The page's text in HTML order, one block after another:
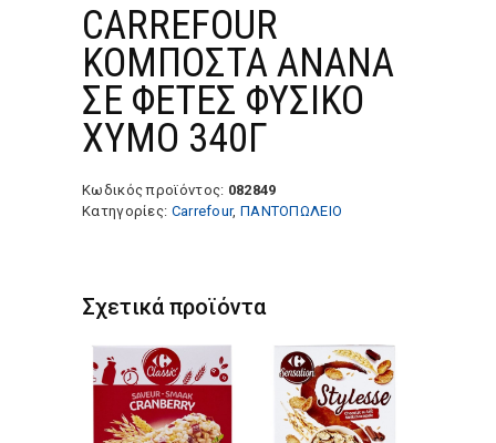
CARREFOUR
ΚΟΜΠΟΣΤΑ ΑΝΑΝΑ
ΣΕ ΦΕΤΕΣ ΦΥΣΙΚΟ
ΧΥΜΟ 340Γ
Κωδικός προϊόντος: 082849
Κατηγορίες: Carrefour, ΠΑΝΤΟΠΩΛΕΙΟ
Σχετικά προϊόντα